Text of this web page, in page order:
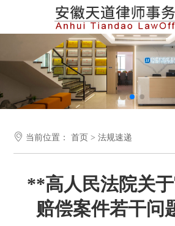
 当前位置：首页 >法规速递
**高人民法院关
赔偿案件若干问